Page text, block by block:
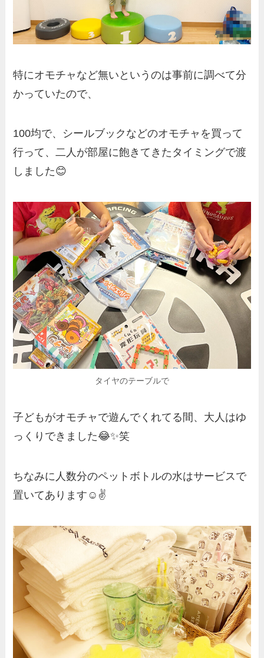
特にオモチャなど無いというのは事前に調べて分
かっていたので、
100均で、シールブックなどのオモチャを買って
行って、二人が部屋に飽きてきたタイミングで渡
しました😊
タイヤのテーブルで
子どもがオモチャで遊んでくれてる間、大人はゆ
っくりできました😂✨笑
ちなみに人数分のペットボトルの水はサービスで
置いてあります☺️✌️